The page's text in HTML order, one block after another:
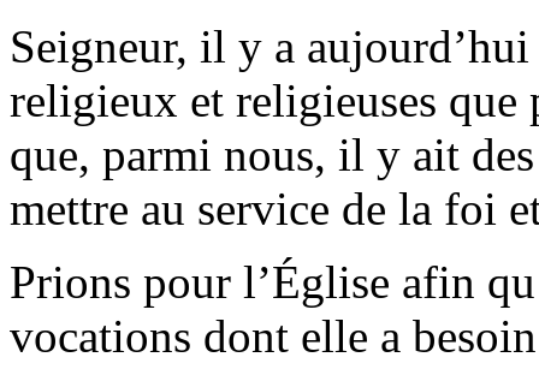
Seigneur, il y a
religieux et religieuses que
que, parmi nous, il y ait
mettre au service de la foi
Prions pour l’Église afin
vocations dont elle a